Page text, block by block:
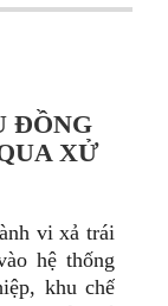
ĐỒNG
XỬ
vi xả trái
hệ thống
khu chế